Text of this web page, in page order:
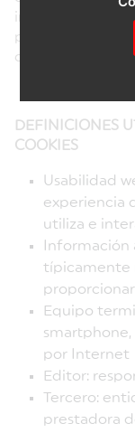
información
podamos
diferentes
DEFINICIONES
COOKIES
Usabilidad
experiencia
utiliza e
Información
típicamente
Equipo
por Internet
Editor:
Tercero:
prestadora